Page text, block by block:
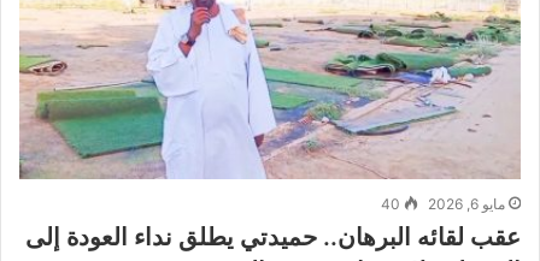
مايو 6, 2026 40
عقب لقائه البرهان.. حميدتي يطلق نداء العودة إلى